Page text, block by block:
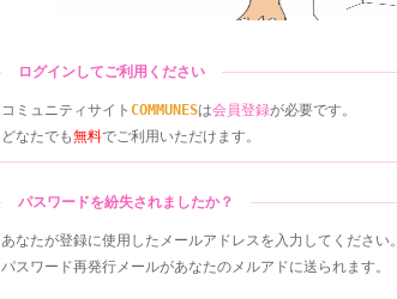
ログインしてご利用ください
コミュニティサイト COMMUNESは会員登録が必要です。
どなたでも無料でご利用いただけます。
パスワードを紛失されましたか？
あなたが登録に使用したメールアドレスを入力してください。
パスワード再発行メールがあなたのメルアドに送られます。